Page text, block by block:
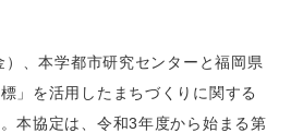
、本学都市研究センターと福岡県
」を活用したまちづくりに関する
本協定は、令和3年度から始まる第